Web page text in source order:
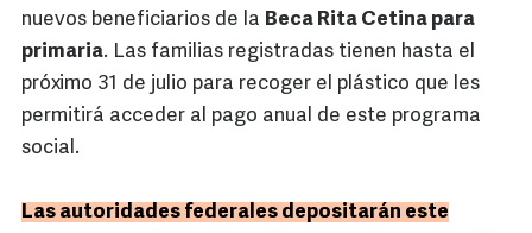
nuevos beneficiarios de la Beca Rita Cetina para
primaria. Las familias registradas tienen hasta el
próximo 31 de julio para recoger el plástico que les
permitirá acceder al pago anual de este programa
social.
Las autoridades federales depositarán este